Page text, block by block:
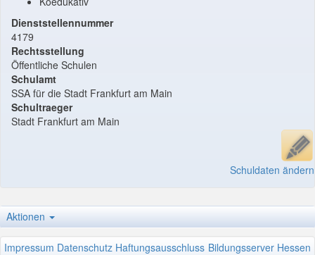
Dienststellennummer
4179
Rechtsstellung
Öffentliche Schulen
Schulamt
SSA für die Stadt Frankfurt am Main
Schultraeger
Stadt Frankfurt am Main
Schuldaten ändern
Aktionen
Impressum Datenschutz Haftungsausschluss Bildungsserver Hessen